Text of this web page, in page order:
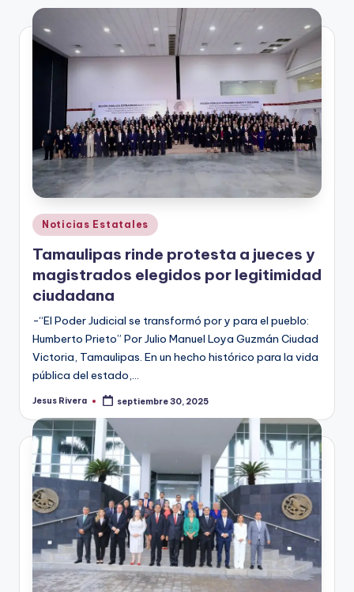
.
p
s
Publicado
en
Noticias Estatales
Tamaulipas rinde protesta a jueces y
magistrados elegidos por legitimidad
ciudadana
-“El Poder Judicial se transformó por y para el pueblo:
Humberto Prieto” Por Julio Manuel Loya Guzmán Ciudad
Victoria, Tamaulipas. En un hecho histórico para la vida
pública del estado,…
Publicado
Jesus Rivera septiembre 30, 2025